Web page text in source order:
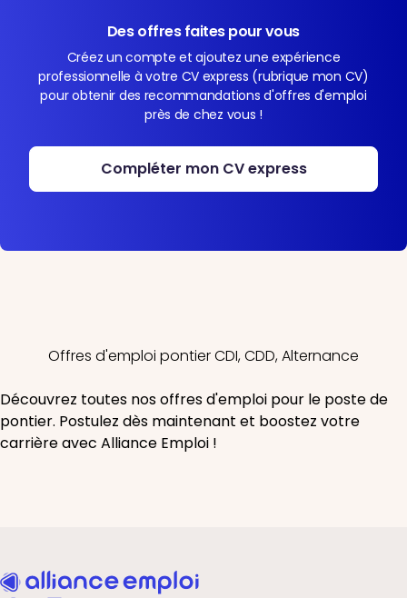
Des offres faites pour vous
Créez un compte et ajoutez une expérience
professionnelle à votre CV express (rubrique mon CV)
pour obtenir des recommandations d'offres d'emploi
près de chez vous !
Compléter mon CV express
Offres d'emploi pontier CDI, CDD, Alternance
Découvrez toutes nos offres d'emploi pour le poste de
pontier. Postulez dès maintenant et boostez votre
carrière avec Alliance Emploi !